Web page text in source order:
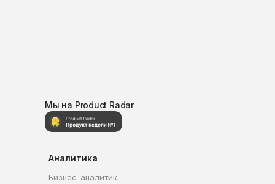
Мы на Product Radar
Аналитика
Бизнес-аналитик